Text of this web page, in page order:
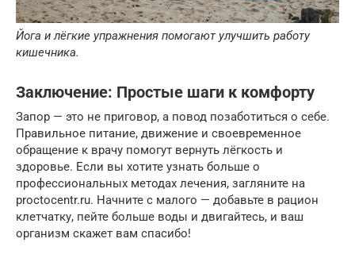
Йога и лёгкие упражнения помогают улучшить работу
кишечника.
Заключение: Простые шаги к комфорту
Запор — это не приговор, а повод позаботиться о себе.
Правильное питание, движение и своевременное
обращение к врачу помогут вернуть лёгкость и
здоровье. Если вы хотите узнать больше о
профессиональных методах лечения, загляните на
proctocentr.ru. Начните с малого — добавьте в рацион
клетчатку, пейте больше воды и двигайтесь, и ваш
организм скажет вам спасибо!